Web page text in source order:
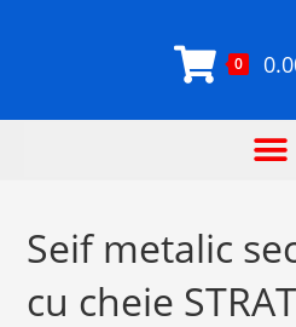
0
Seif metalic
cu cheie